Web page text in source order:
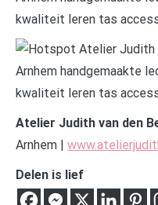
Atelier Judith van den
Arnhem |
Delen is lief